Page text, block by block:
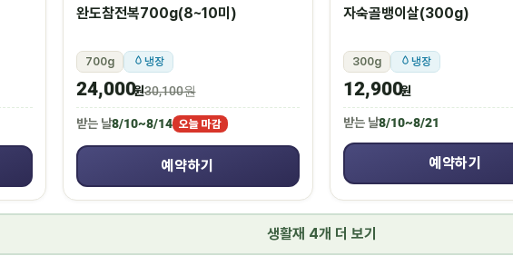
완도참전복700g(8~10미)
700g 냉장
24,000원30,100원
받는 날8/10~8/14 오늘 마감
예약하기
자숙골뱅이살(300g)
300g 냉장
12,900원
받는 날8/10~8/21
예약하기
생활재 4개 더 보기